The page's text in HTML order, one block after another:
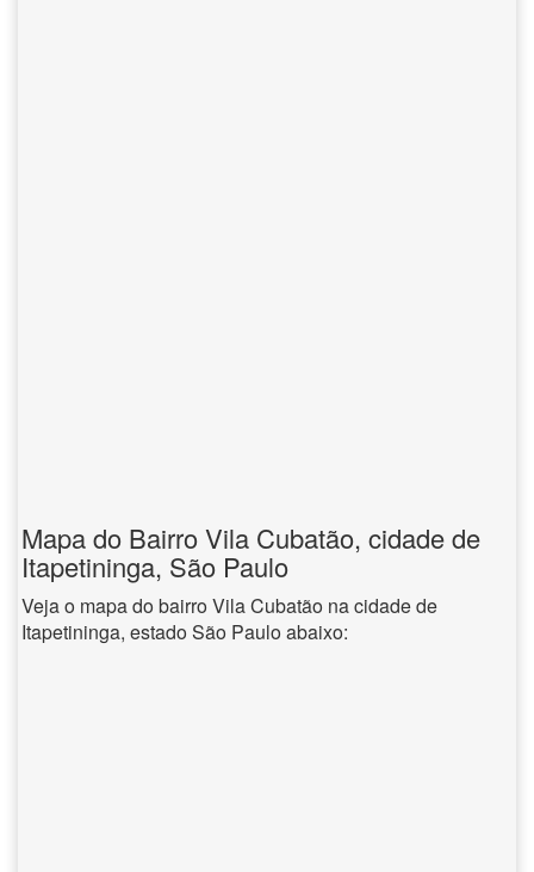
Mapa do Bairro Vila Cubatão, cidade de
Itapetininga, São Paulo
Veja o mapa do bairro Vila Cubatão na cidade de
Itapetininga, estado São Paulo abaixo: